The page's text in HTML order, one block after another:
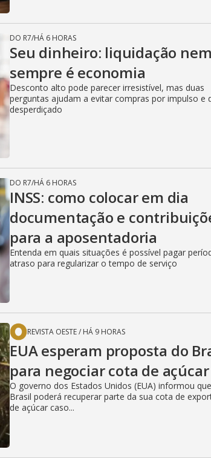
DO R7/HÁ 6 HORAS
Seu dinheiro: liquidação nem
sempre é economia
Desconto alto pode parecer irresistível, mas duas
perguntas ajudam a evitar compras por impulso e
desperdiçado
DO R7/HÁ 6 HORAS
INSS: como colocar em dia
documentação e
para a aposentadoria
Entenda em quais situações é possível pagar
atraso para regularizar o tempo de serviço
REVISTA OESTE/ HÁ 9 HORAS
EUA esperam proposta do
para negociar cota de açúcar
O governo dos Estados Unidos (EUA) informou
Brasil poderá recuperar parte da sua cota de
de açúcar caso...